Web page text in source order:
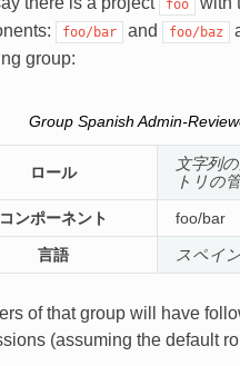
foo
foo/bar and foo/baz
group:
GroupSpanish Admin-
ロール 文字列
トリの
コンポーネント foo/bar
言語 スペイ
of that group will have
(assuming the default